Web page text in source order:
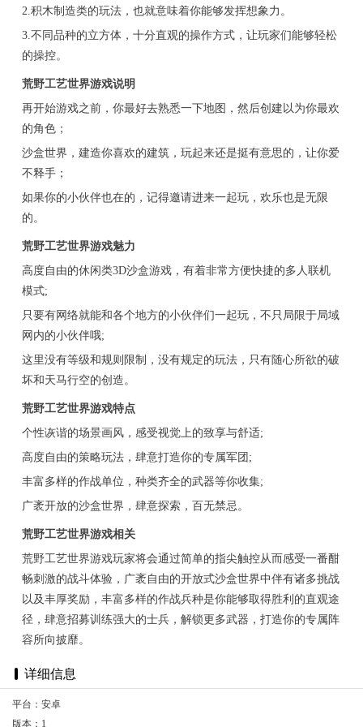
2.积木制造类的玩法，也就意味着你能够发挥想象力。
3.不同品种的立方体，十分直观的操作方式，让玩家们能够轻松
的操控。
荒野工艺世界游戏说明
再开始游戏之前，你最好去熟悉一下地图，然后创建以为你最欢
的角色；
沙盒世界，建造你喜欢的建筑，玩起来还是挺有意思的，让你爱
不释手；
如果你的小伙伴也在的，记得邀请进来一起玩，欢乐也是无限
的。
荒野工艺世界游戏魅力
高度自由的休闲类3D沙盒游戏，有着非常方便快捷的多人联机
模式;
只要有网络就能和各个地方的小伙伴们一起玩，不只局限于局域
网内的小伙伴哦;
这里没有等级和规则限制，没有规定的玩法，只有随心所欲的破
坏和天马行空的创造。
荒野工艺世界游戏特点
个性诙谐的场景画风，感受视觉上的致享与舒适;
高度自由的策略玩法，肆意打造你的专属军团;
丰富多样的作战单位，种类齐全的武器等你收集;
广袤开放的沙盒世界，肆意探索，百无禁忌。
荒野工艺世界游戏相关
荒野工艺世界游戏玩家将会通过简单的指尖触控从而感受一番酣
畅刺激的战斗体验，广袤自由的开放式沙盒世界中伴有诸多挑战
以及丰厚奖励，丰富多样的作战兵种是你能够取得胜利的直观途
径，肆意招募训练强大的士兵，解锁更多武器，打造你的专属阵
容所向披靡。
详细信息
平台：安卓
版本：1